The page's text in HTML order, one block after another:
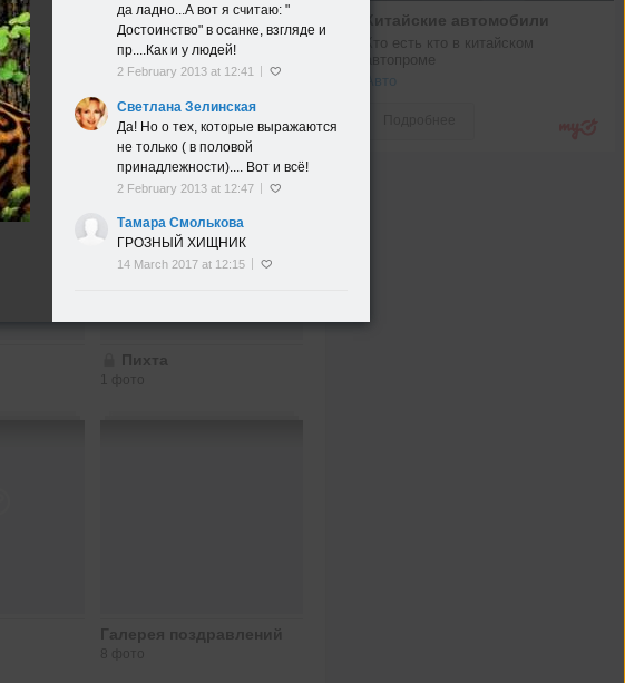
Пихта
1 фото
Галерея поздравлений
8 фото
Китайские автомобили
Кто есть кто в китайском
автопроме
Авто
да ладно...А вот я считаю: "
Достоинство" в осанке, взгляде и
пр....Как и у людей!
2 February 2013 at 12:41
Светлана Зелинская
Да! Но о тех, которые выражаются
не только ( в половой
принадлежности).... Вот и всё!
2 February 2013 at 12:47
Тамара Смолькова
ГРОЗНЫЙ ХИЩНИК
14 March 2017 at 12:15